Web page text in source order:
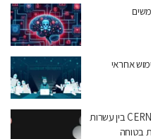
אחראי
מטא IBM, אינטל, האוניברסיטה העברית ו-CERN בין עשרות
בטוחה